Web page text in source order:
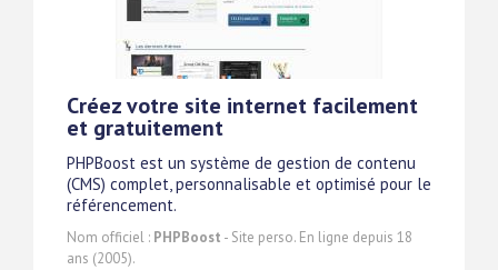
Créez votre site internet facilement
et gratuitement
PHPBoost est un système de gestion de contenu
(CMS) complet, personnalisable et optimisé pour le
référencement.
Nom officiel : PHPBoost - Site perso. En ligne depuis 18
ans (2005).